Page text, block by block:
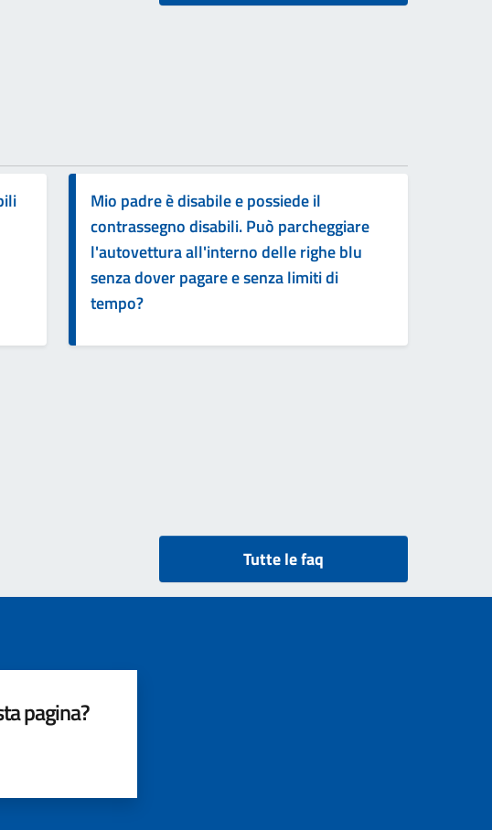
Mio padre è disabile e possiede il
contrassegno disabili. Può parcheggiare
l'autovettura all'interno delle righe blu
senza dover pagare e senza limiti di
tempo?
Tutte le faq
pagina?